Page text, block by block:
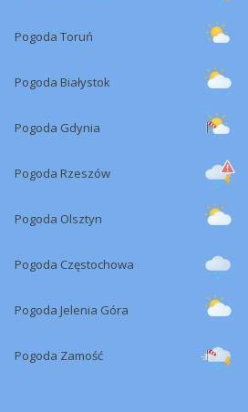
Pogoda Toruń
Pogoda Białystok
Pogoda Gdynia
Pogoda Rzeszów
Pogoda Olsztyn
Pogoda Częstochowa
Pogoda Jelenia Góra
Pogoda Zamość